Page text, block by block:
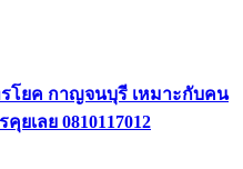
โยค กาญจนบุรี เหมาะกับคน
เลย 0810117012